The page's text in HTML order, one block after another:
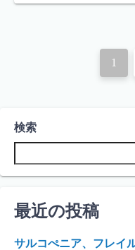
ビ
ゲ
シ
ョ
1
検索
最近の投稿
サルコぺニア、フレイ